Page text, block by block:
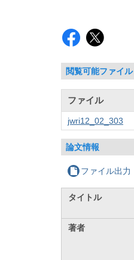
閲覧可能ファイル
ファイル
jwri12_02_303
論文情報
ファイル出力
タイトル
著者